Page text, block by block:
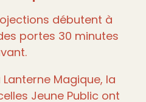
débutent à
portes 30 minutes
Magique, la
Jeune Public ont